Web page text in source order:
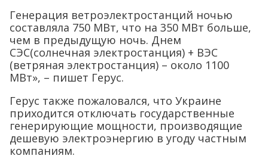
Генерация ветроэлектростанций ночью
составляла 750 МВт, что на 350 МВт больше,
чем в предыдущую ночь. Днем
СЭС(солнечная электростанция) + ВЭС
(ветряная электростанция) – около 1100
МВт», – пишет Герус.
Герус также пожаловался, что Украине
приходится отключать государственные
генерирующие мощности, производящие
дешевую электроэнергию в угоду частным
компаниям.